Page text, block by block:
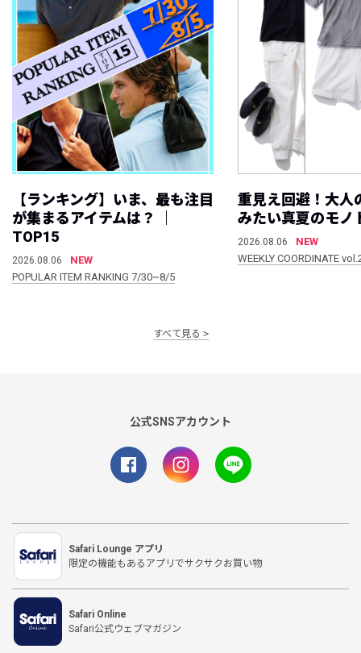
【ランキング】いま、最も注目
が集まるアイテムは？ ｜
TOP15
2026.08.06
NEW
POPULAR ITEM RANKING 7/30~8/5
重見え回避！大人
みたい真夏のモノ
2026.08.06
NEW
WEEKLY COORDINATE
すべて見る
公式SNSアカウント
Safari Lounge アプリ
限定の機能もあるアプリでサクサクお買い物
Safari Online
Safari公式ウェブマガジン